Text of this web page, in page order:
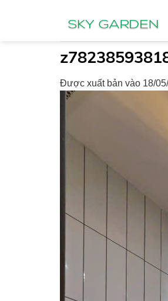
Được xuất bản vào 18/